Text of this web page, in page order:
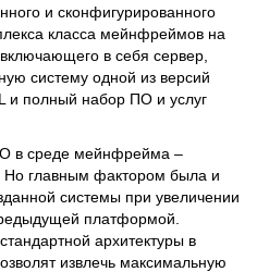
и сконфигурированного
класса мейнфреймов на
в себя сервер,
систему одной из версий
и полный набор ПО и услуг
в среде мейнфрейма –
Но главным фактором была и
системы при увеличении
платформой.
архитектуры в
извлечь максимальную